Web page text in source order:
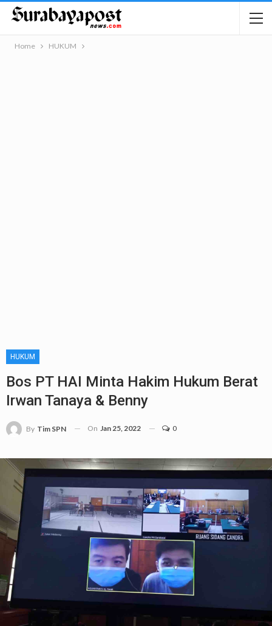
Home HUKUM
HUKUM
Bos PT HAI Minta Hakim Hukum Berat
Irwan Tanaya & Benny
By Tim SPN On Jan 25, 2022 0